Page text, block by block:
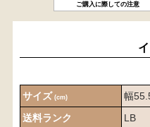
ご購入に際しての注意
サイズ (cm)
幅
送料ランク
LB